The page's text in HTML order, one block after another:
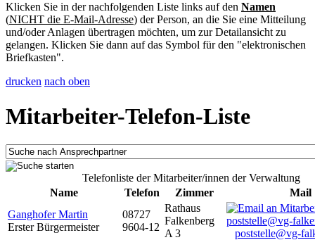
Klicken Sie in der nachfolgenden Liste links auf den Namen
(NICHT die E-Mail-Adresse) der Person, an die Sie eine Mitteilung
und/oder Anlagen übertragen möchten, um zur Detailansicht zu
gelangen. Klicken Sie dann auf das Symbol für den "elektronischen
Briefkasten".
drucken nach oben
Mitarbeiter-Telefon-Liste
Telefonliste der Mitarbeiter/innen der Verwaltung
Name
Telefon Zimmer
Mail
Ganghofer Martin
Erster Bürgermeister
08727
9604-12
Rathaus
Falkenberg
A 3
poststelle@vg-